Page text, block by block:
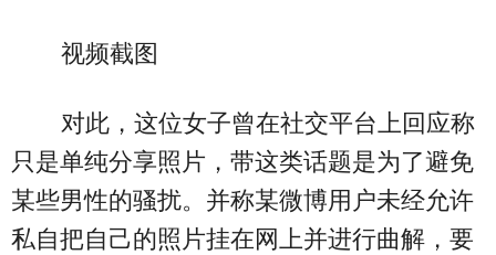
视频截图
对此，这位女子曾在社交平台上回应称
只是单纯分享照片，带这类话题是为了避免
某些男性的骚扰。并称某微博用户未经允许
私自把自己的照片挂在网上并进行曲解，要